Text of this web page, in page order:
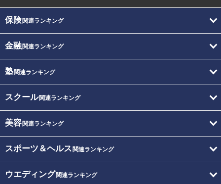
保険関連ランキング
金融関連ランキング
塾関連ランキング
スクール関連ランキング
美容関連ランキング
スポーツ＆ヘルス 関連ランキング
ウエディング関連ランキング